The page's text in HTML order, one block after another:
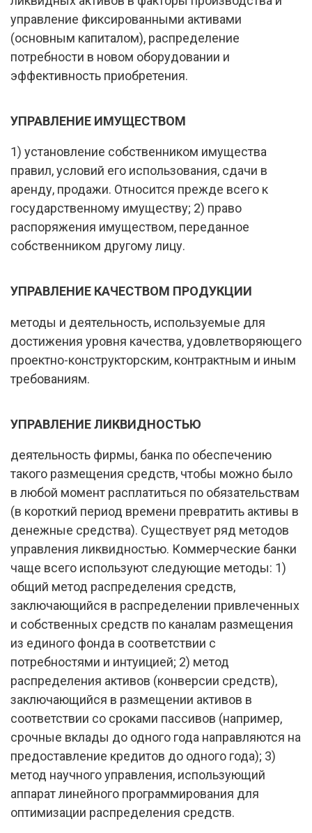
управление фиксированными активами
(основным капиталом), распределение
потребности в новом оборудовании и
эффективность приобретения.
УПРАВЛЕНИЕ ИМУЩЕСТВОМ
1) установление собственником имущества
правил, условий его использования, сдачи в
аренду, продажи. Относится прежде всего к
государственному имуществу; 2) право
распоряжения имуществом, переданное
собственником другому лицу.
УПРАВЛЕНИЕ КАЧЕСТВОМ ПРОДУКЦИИ
методы и деятельность, используемые для
достижения уровня качества, удовлетворяющего
проектно-конструкторским, контрактным и иным
требованиям.
УПРАВЛЕНИЕ ЛИКВИДНОСТЬЮ
деятельность фирмы, банка по обеспечению
такого размещения средств, чтобы можно было
в любой момент расплатиться по обязательствам
(в короткий период времени превратить активы в
денежные средства). Существует ряд методов
управления ликвидностью. Коммерческие банки
чаще всего используют следующие методы: 1)
общий метод распределения средств,
заключающийся в распределении привлеченных
и собственных средств по каналам размещения
из единого фонда в соответствии с
потребностями и интуицией; 2) метод
распределения активов (конверсии средств),
заключающийся в размещении активов в
соответствии со сроками пассивов (например,
срочные вклады до одного года направляются на
предоставление кредитов до одного года); 3)
метод научного управления, использующий
аппарат линейного программирования для
оптимизации распределения средств.